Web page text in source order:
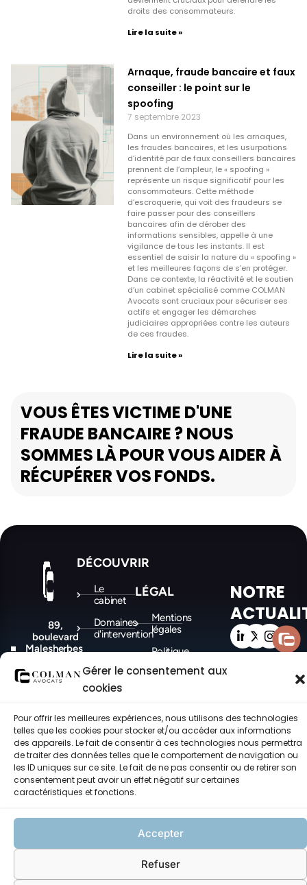
Gérer le consentement aux
cookies
Pour offrir les meilleures expériences, nous utilisons des technologies
telles que les cookies pour stocker et/ou accéder aux informations
des appareils. Le fait de consentir à ces technologies nous permettra
de traiter des données telles que le comportement de navigation ou
les ID uniques sur ce site. Le fait de ne pas consentir ou de retirer son
consentement peut avoir un effet négatif sur certaines
caractéristiques et fonctions.
Accepter
Refuser
droits des consommateurs.
Lire la suite »
Arnaque, fraude bancaire et faux
conseiller : le point sur le
spoofing
7 septembre 2023
Dans un environnement où les arnaques,
les fraudes bancaires, et les usurpations
d’identité par de faux conseillers bancaires
prennent de l’ampleur, le « spoofing »
représente un risque significatif pour les
consommateurs. Cette méthode
d’escroquerie, qui voit des fraudeurs se
faire passer pour des conseillers
bancaires afin de dérober des
informations sensibles, appelle à une
vigilance de tous les instants. Il est
essentiel de saisir la nature du « spoofing »
et les meilleures façons de s’en protéger.
Dans ce contexte, la réactivité et le soutien
d’un cabinet spécialisé comme COLMAN
Avocats sont cruciaux pour sécuriser ses
actifs et engager les démarches
judiciaires appropriées contre les auteurs
de ces fraudes.
Lire la suite »
VOUS ÊTES VICTIME D'UNE
FRAUDE BANCAIRE ? NOUS
SOMMES LÀ POUR VOUS AIDER À
RÉCUPÉRER VOS FONDS.
89,
boulevard
Malesherbes
(75008)
-
MARSEILLE
(13006)
DÉCOUVRIR
Le
cabinet
Domaines
d'intervention
Actualités
LÉGAL
Mentions
légales
Politique
cookies
NOTRE
©COLMAN Avocats 2021-2026 – Tous droits réservés – made with ♥ by